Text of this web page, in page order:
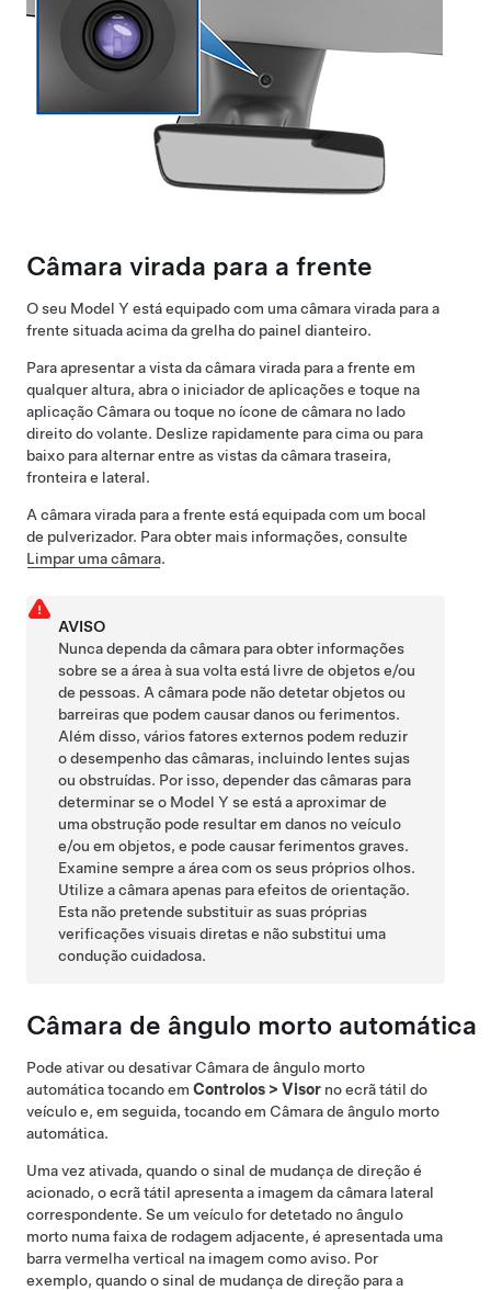
Câmara virada para a frente
O seu Model Y está equipado com uma câmara virada para a
frente situada acima da grelha do painel dianteiro.
Para apresentar a vista da câmara virada para a frente em
qualquer altura, abra o iniciador de aplicações e toque na
aplicação Câmara ou toque no ícone de câmara no lado
direito do volante. Deslize rapidamente para cima ou para
baixo para alternar entre as vistas da câmara traseira,
fronteira e lateral.
A câmara virada para a frente está equipada com um bocal
de pulverizador. Para obter mais informações, consulte
Limpar uma câmara.
AVISO
Nunca dependa da câmara para obter informações
sobre se a área à sua volta está livre de objetos e/ou
de pessoas. A câmara pode não detetar objetos ou
barreiras que podem causar danos ou ferimentos.
Além disso, vários fatores externos podem reduzir
o desempenho das câmaras, incluindo lentes sujas
ou obstruídas. Por isso, depender das câmaras para
determinar se o Model Y se está a aproximar de
uma obstrução pode resultar em danos no veículo
e/ou em objetos, e pode causar ferimentos graves.
Examine sempre a área com os seus próprios olhos.
Utilize a câmara apenas para efeitos de orientação.
Esta não pretende substituir as suas próprias
verificações visuais diretas e não substitui uma
condução cuidadosa.
Câmara de ângulo morto automática
Pode ativar ou desativar Câmara de ângulo morto
automáticatocando em Controlos > Visor no ecrã tátil do
veículo e, em seguida, tocando em Câmara de ângulo morto
automática.
Uma vez ativada, quando o sinal de mudança de direção é
acionado, o ecrã tátil apresenta a imagem da câmara lateral
correspondente. Se um veículo for detetado no ângulo
morto numa faixa de rodagem adjacente, é apresentada uma
barra vermelha vertical na imagem como aviso. Por
exemplo, quando o sinal de mudança de direção para a